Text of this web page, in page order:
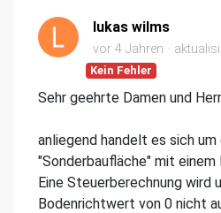
lukas wilms
vor 4 Jahren
Kein Fehler
Sehr geehrte Damen und
anliegend handelt es sich um
"Sonderbaufläche" mit
Eine Steuerberechnung wird
Bodenrichtwert von 0 nicht